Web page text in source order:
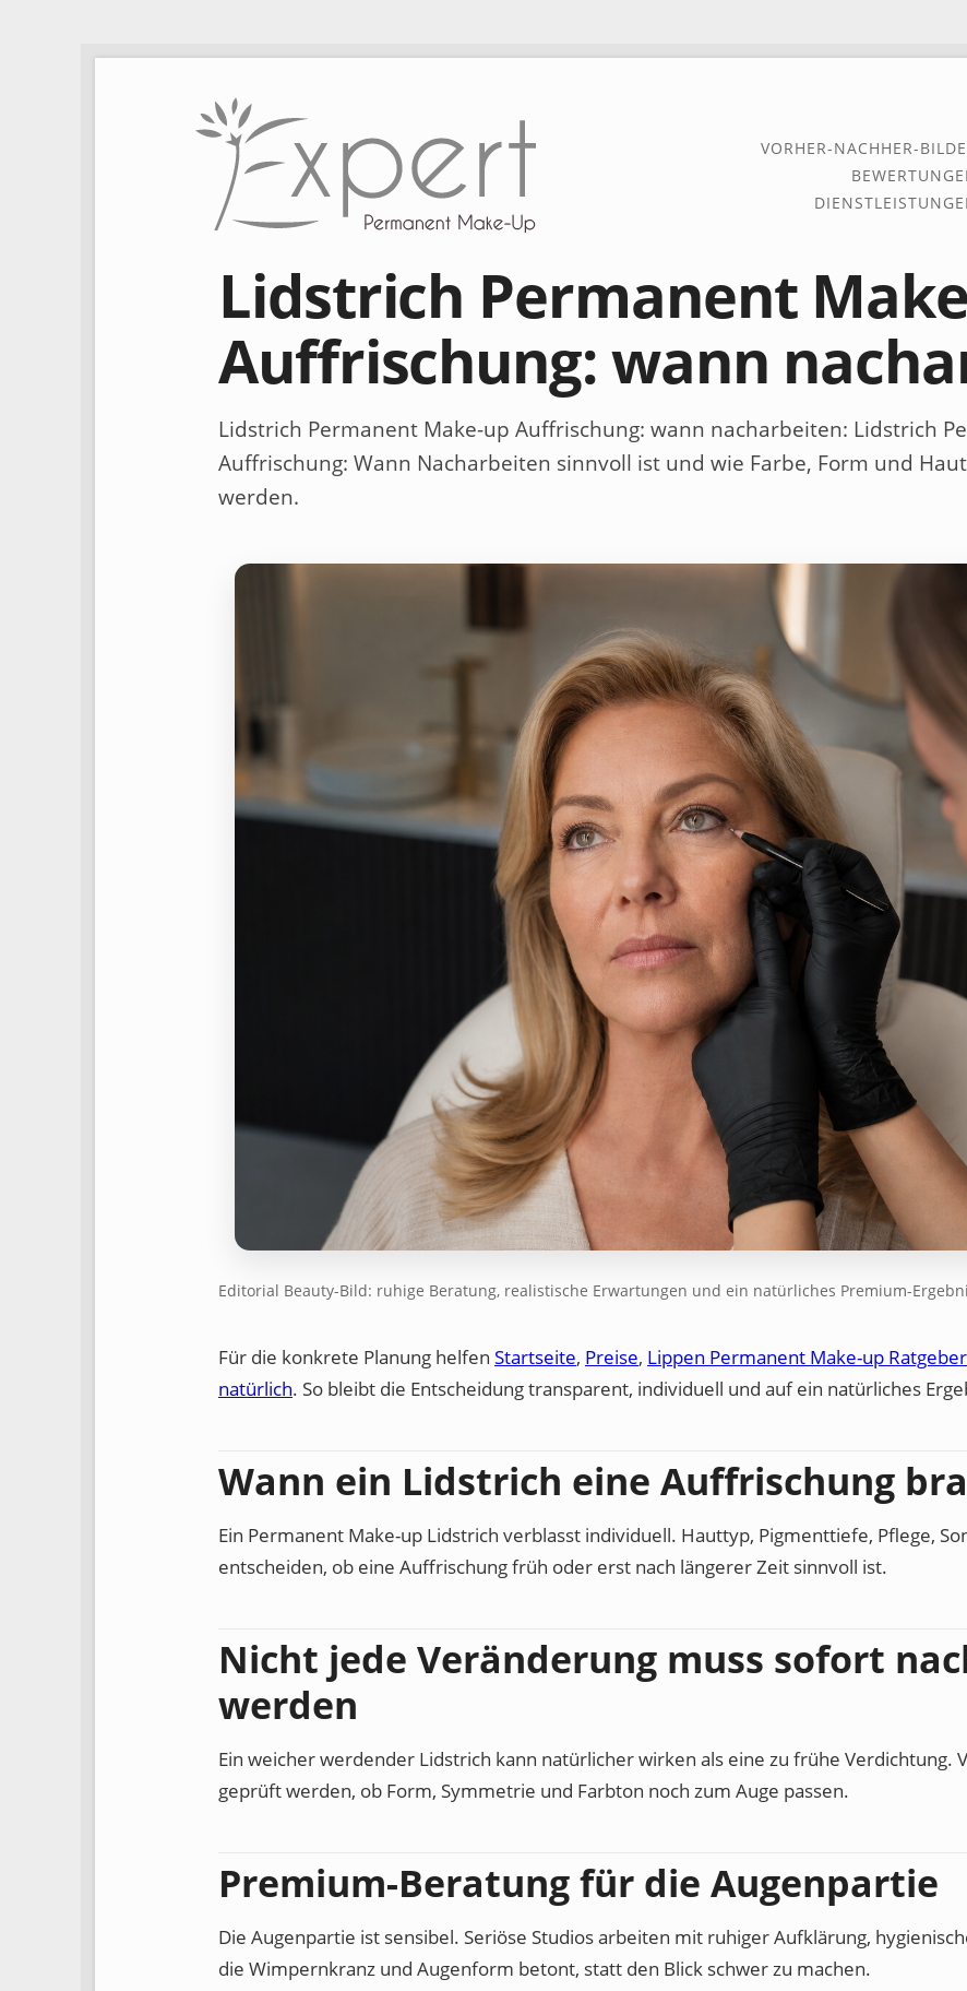
VORHER-NACHHER-
Lidstrich Permanent
Auffrischung: wann
Lidstrich Permanent Make-up Auffrischung: wann nacharbeiten: Lidstrich
Auffrischung: Wann Nacharbeiten sinnvoll ist und wie Farbe, Form und
werden.
Editorial Beauty-Bild: ruhige Beratung, realistische Erwartungen und ein natürliches Premium-
Für die konkrete Planung helfen Startseite, Preise, Lippen Permanent Make-up Ratgeber
natürlich. So bleibt die Entscheidung transparent, individuell und auf ein natürliches
Wann ein Lidstrich eine Auffrischung
Ein Permanent Make-up Lidstrich verblasst individuell. Hauttyp, Pigmenttiefe, Pflege,
entscheiden, ob eine Auffrischung früh oder erst nach längerer Zeit sinnvoll ist.
Nicht jede Veränderung muss sofort
werden
Ein weicher werdender Lidstrich kann natürlicher wirken als eine zu frühe Verdichtung.
geprüft werden, ob Form, Symmetrie und Farbton noch zum Auge passen.
Premium-Beratung für die Augenpartie
Die Augenpartie ist sensibel. Seriöse Studios arbeiten mit ruhiger Aufklärung,
die Wimpernkranz und Augenform betont, statt den Blick schwer zu machen.